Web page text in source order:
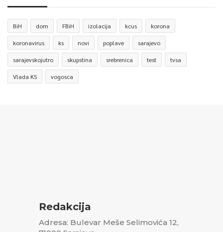
BiH dom FBiH izolacija kcus korona
koronavirus ks novi poplave sarajevo
sarajevskojutro skupstina srebrenica test tvsa
Vlada KS vogosca
Redakcija
Adresa: Bulevar Meše Selimovića 12,